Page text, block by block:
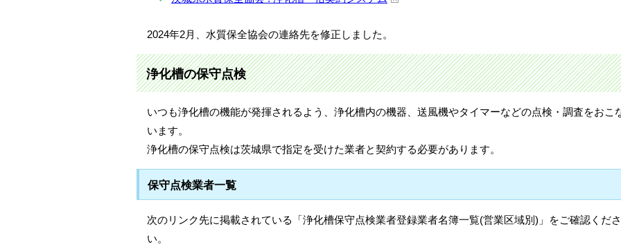
2024年2月、水質保全協会の連絡先を修正しました。
浄化槽の保守点検
いつも浄化槽の機能が発揮されるよう、浄化槽内の機器、送風機やタイマーなどの点検・調査をおこ
います。
浄化槽の保守点検は茨城県で指定を受けた業者と契約する必要があります。
保守点検業者一覧
次のリンク先に掲載されている「浄化槽保守点検業者登録業者名簿一覧(営業区域別)」をご確認くださ
い。